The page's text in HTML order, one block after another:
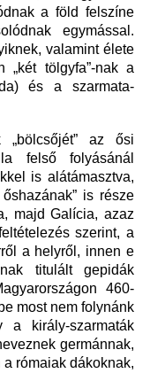
a föld felszíne
egymással.
valamint élete
tölgyfa”-nak a
és a szarmata-
„bölcsőjét” az ősi
felső folyásánál
is alátámasztva,
is része
majd Galícia, azaz
szerint, a
a helyről, innen e
titulált gepidák
460-
most nem folynánk
király-szarmaták
germánnak,
rómaiak dákoknak,